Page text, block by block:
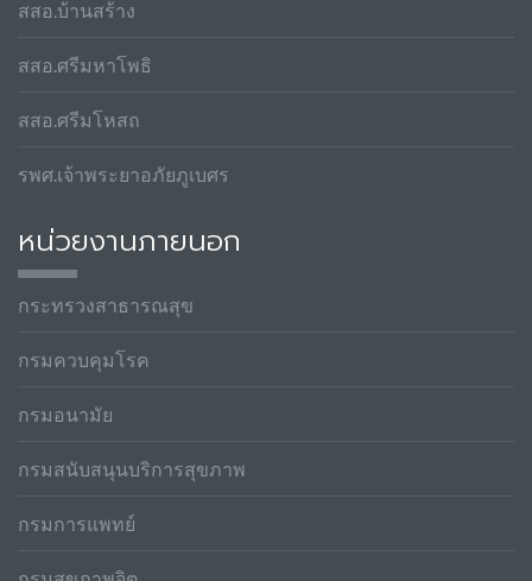
สสอ.บ้านสร้าง
สสอ.ศรีมหาโพธิ
สสอ.ศรีมโหสถ
รพศ.เจ้าพระยาอภัยภูเบศร
หน่วยงานภายนอก
กระทรวงสาธารณสุข
กรมควบคุมโรค
กรมอนามัย
กรมสนับสนุนบริการสุขภาพ
กรมการแพทย์